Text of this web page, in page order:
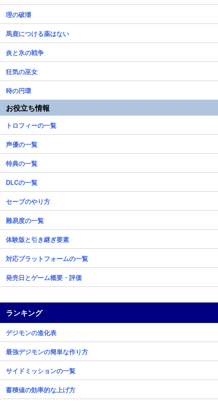
理の破壊
馬鹿につける薬はない
炎と氷の戦争
狂気の巫女
時の円環
お役立ち情報
トロフィーの一覧
声優の一覧
特典の一覧
DLCの一覧
セーブのやり方
難易度の一覧
体験版と引き継ぎ要素
対応プラットフォームの一覧
発売日とゲーム概要・評価
ランキング
デジモンの進化表
最強デジモンの簡単な作り方
サイドミッションの一覧
蓄積値の効率的な上げ方